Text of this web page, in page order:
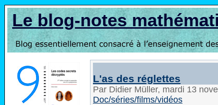
Le blog-notes
L'as des réglettes
Par Didier Müller, mardi 13
Doc/séries/films/vidéos